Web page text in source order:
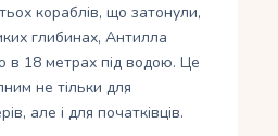
кораблів, що затонули,
глибинах, Антилла
в 18 метрах під водою. Це
не тільки для
але і для початківців.